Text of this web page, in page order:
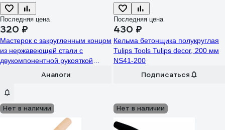
Последняя цена
320 ₽
Мастерок с закругленным концом
из нержавеющей стали с
двукомпонентной рукояткой
Аналоги
Последняя цена
430 ₽
Кельма бетонщика полукруглая
Tulips Tools Tulips decor, 200 мм
NS41-200
Подписаться
Нет в наличии Нет в наличии